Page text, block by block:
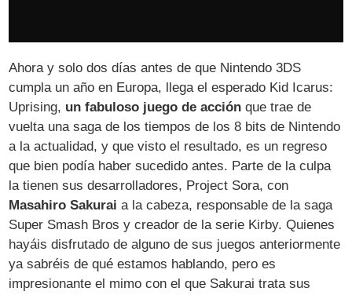
Ahora y solo dos días antes de que Nintendo 3DS
cumpla un año en Europa, llega el esperado Kid Icarus:
Uprising, un fabuloso juego de acción que trae de
vuelta una saga de los tiempos de los 8 bits de Nintendo
a la actualidad, y que visto el resultado, es un regreso
que bien podía haber sucedido antes. Parte de la culpa
la tienen sus desarrolladores, Project Sora, con
Masahiro Sakurai a la cabeza, responsable de la saga
Super Smash Bros y creador de la serie Kirby. Quienes
hayáis disfrutado de alguno de sus juegos anteriormente
ya sabréis de qué estamos hablando, pero es
impresionante el mimo con el que Sakurai trata sus